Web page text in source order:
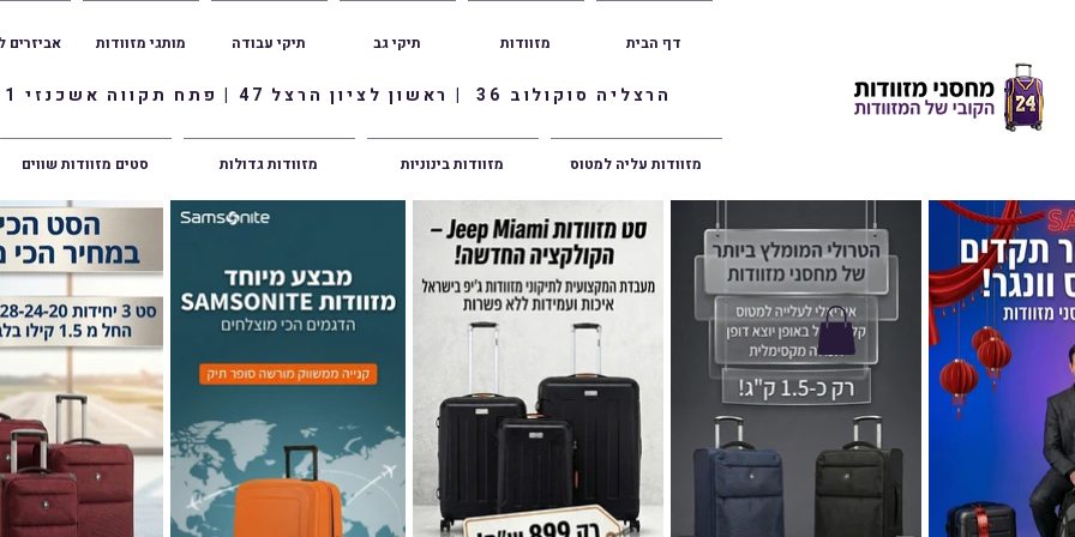
הרצליה סוקולוב 36 | ראשון לציון הרצל 47 | פתח תקווה אשכנזי 1
אביזרים מותגי מזוודות תיקי עבודה תיקי גב מזוודות דף הבית
סטים מזוודות שווים מזוודות גדולות מזוודות בינוניות מזוודות עליה למטוס